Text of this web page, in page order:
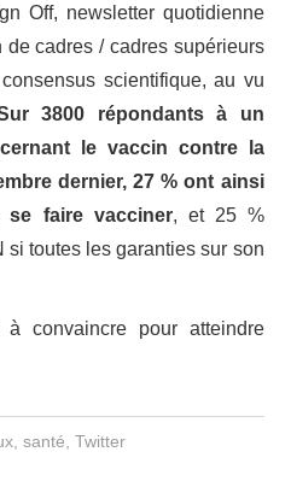
Off, newsletter quotidienne
cadres / cadres supérieurs
scientifique, au vu
3800 répondants à un
le vaccin contre la
dernier, 27 % ont ainsi
faire vacciner, et 25 %
si toutes les garanties sur son
convaincre pour atteindre
, santé Twitter